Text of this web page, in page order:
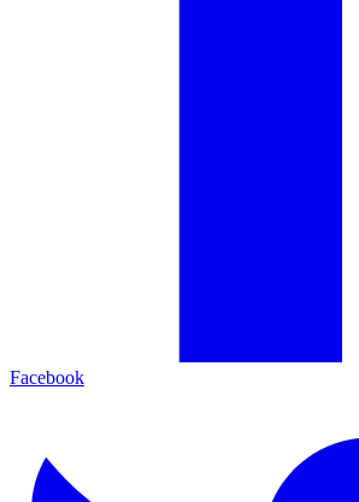
Facebook